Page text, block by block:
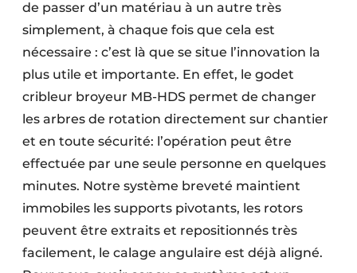
de passer d’un matériau à un autre très
simplement, à chaque fois que cela est
nécessaire : c’est là que se situe l’innovation la
plus utile et importante. En effet, le godet
cribleur broyeur MB-HDS permet de changer
les arbres de rotation directement sur chantier
et en toute sécurité: l’opération peut être
effectuée par une seule personne en quelques
minutes. Notre système breveté maintient
immobiles les supports pivotants, les rotors
peuvent être extraits et repositionnés très
facilement, le calage angulaire est déjà aligné.